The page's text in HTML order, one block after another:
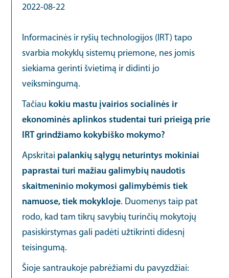
2022-08-22
Informacinės ir ryšių technologijos (IRT) tapo
svarbia mokyklų sistemų priemone, nes jomis
siekiama gerinti švietimą ir didinti jo
veiksmingumą.
Tačiau kokiu mastu įvairios socialinės ir
ekonominės aplinkos studentai turi prieigą prie
IRT grindžiamo kokybiško mokymo?
Apskritai palankių sąlygų neturintys mokiniai
paprastai turi mažiau galimybių naudotis
skaitmeninio mokymosi galimybėmis tiek
namuose, tiek mokykloje. Duomenys taip pat
rodo, kad tam tikrų savybių turinčių mokytojų
pasiskirstymas gali padėti užtikrinti didesnį
teisingumą.
Šioje santraukoje pabrėžiami du pavyzdžiai: